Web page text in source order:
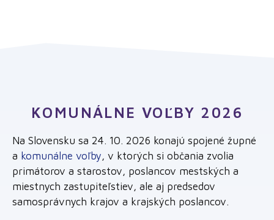
KOMUNÁLNE VOĽBY 2026
Na Slovensku sa 24. 10. 2026 konajú spojené župné
a komunálne voľby, v ktorých si občania zvolia
primátorov a starostov, poslancov mestských a
miestnych zastupiteľstiev, ale aj predsedov
samosprávnych krajov a krajských poslancov.